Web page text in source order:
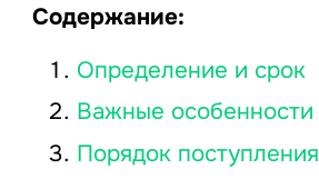
Содержание:
Определение и срок
Важные особенности
Порядок поступления